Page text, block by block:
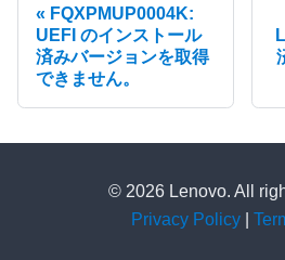
FQXPMUP0004K:
UEFI のインストール
済みバージョンを取得
できません。
© 2026 Lenovo. All
Privacy Policy